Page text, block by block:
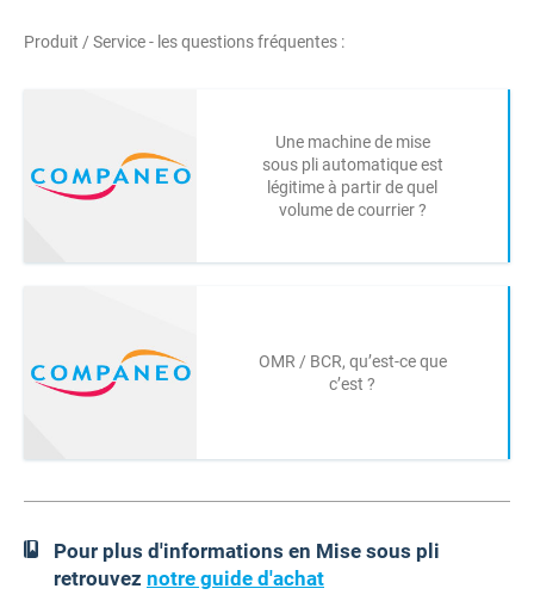
Produit / Service - les questions fréquentes :
Une machine de mise
sous pli automatique est
légitime à partir de quel
volume de courrier ?
OMR / BCR, qu’est-ce que
c’est ?
Pour plus d'informations en Mise sous pli
retrouvez notre guide d'achat